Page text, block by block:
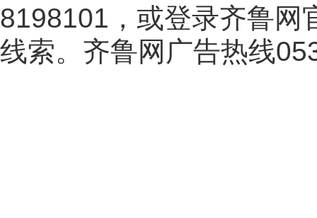
8198101，或登录齐鲁网
线索。齐鲁网广告热线